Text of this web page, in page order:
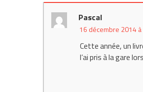
Pascal
16 décembre 2014
Cette année, un
l’ai pris à la gare